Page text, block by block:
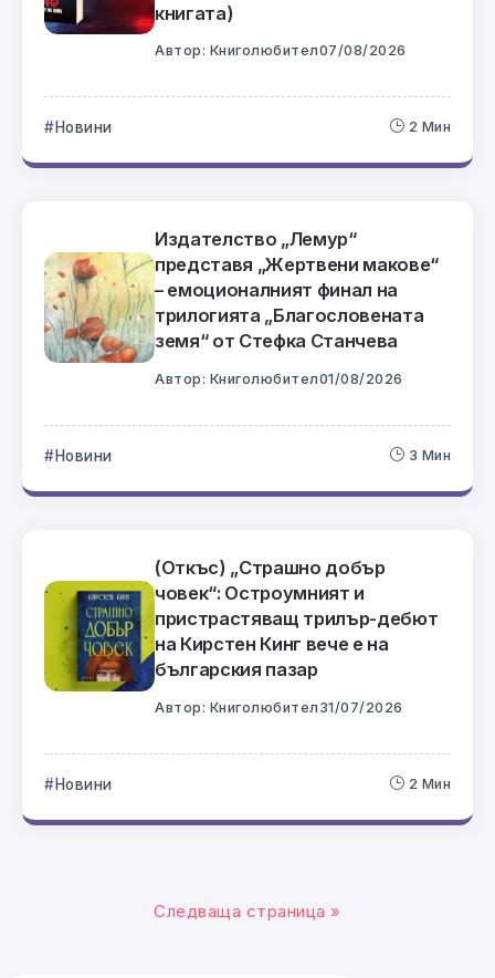
книгата)
Автор: Книголюбител07/08/2026
Новини 2 Мин
Издателство „Лемур“
представя „Жертвени макове“
– емоционалният финал на
трилогията „Благословената
земя“ от Стефка Станчева
Автор: Книголюбител01/08/2026
Новини 3 Мин
(Откъс) „Страшно добър
човек“: Остроумният и
пристрастяващ трилър-дебют
на Кирстен Кинг вече е на
българския пазар
Автор: Книголюбител 31/07/2026
Новини 2 Мин
Следваща страница »